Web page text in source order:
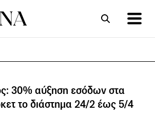
30% αύξηση εσόδων στα
το διάστημα 24/2 έως 5/4